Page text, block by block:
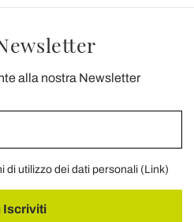
alla nostra Newsletter
di utilizzo dei dati personali (Link)
Iscriviti